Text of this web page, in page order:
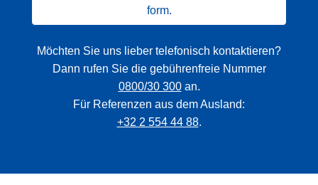
form.
Möchten Sie uns lieber telefonisch kontaktieren?
Dann rufen Sie die gebührenfreie Nummer
0800/30 300an.
Für Referenzen aus dem Ausland:
+32 2 554 44 88.